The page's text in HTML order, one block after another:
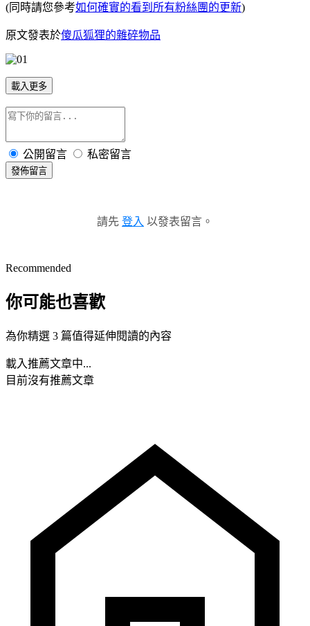
(同時請您參考如何確實的看到所有粉絲團的更新)
原文發表於傻瓜狐狸的雜碎物品
載入更多
公開留言 私密留言
發佈留言
請先 登入 以發表留言。
Recommended
你可能也喜歡
為你精選 3 篇值得延伸閱讀的內容
載入推薦文章中...
目前沒有推薦文章